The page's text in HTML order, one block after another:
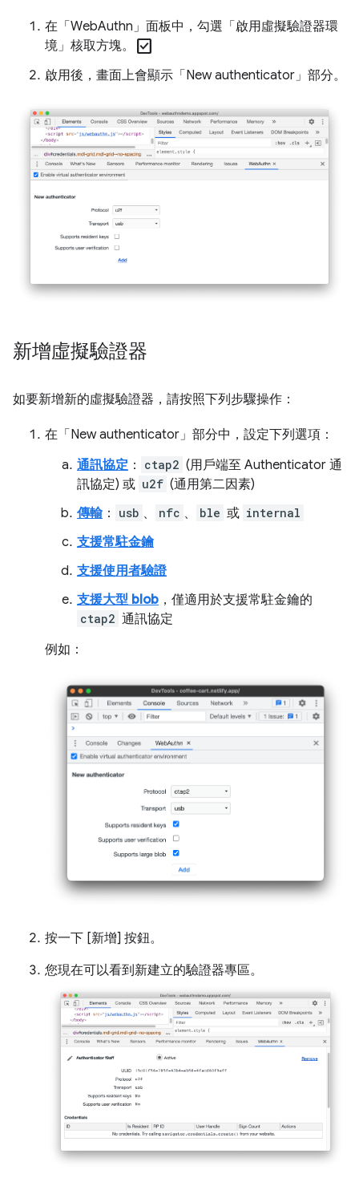
在「WebAuthn」 面板中，勾選「啟用虛擬驗證器環
境」 核取方塊。 check_box
啟用後，畫面上會顯示「New authenticator」 部分。
新增虛擬驗證器
如要新增新的虛擬驗證器，請按照下列步驟操作：
在「New authenticator」 部分中，設定下列選項：
通訊協定 ： ctap2 (用戶端至 Authenticator 通
訊協定) 或 u2f (通用第二因素)
傳輸： usb 、 nfc 、 ble 或 internal
支援常駐金鑰
支援使用者驗證
支援大型 blob ，僅適用於支援常駐金鑰的
ctap2 通訊協定
例如：
按一下 [新增] 按鈕。
您現在可以看到新建立的驗證器專區。